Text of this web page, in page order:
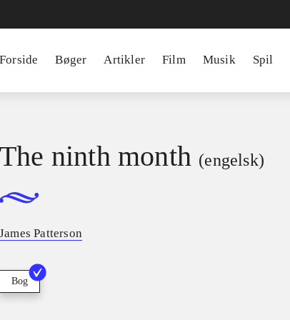
Forside Bøger Artikler Film Musik Spil
The ninth month (engelsk)
James Patterson
Bog